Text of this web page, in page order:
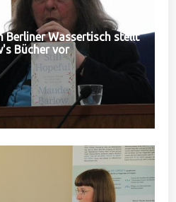
Berliner Wassertisch stellt
Bücher vor